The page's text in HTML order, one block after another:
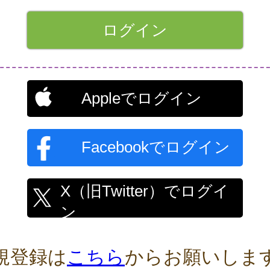
Appleでログイン
Facebookでログイン
X（旧Twitter）でログイ
ン
登録はこちらからお願いしま